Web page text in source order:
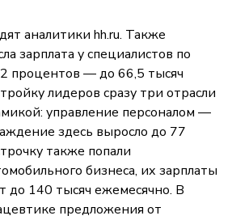
аналитики hh.ru. Также
зарплата у специалистов по
процентов — до 66,5 тысяч
лидеров сразу три отрасли
управление персоналом —
здесь выросло до 77
также попали
бизнеса, их зарплаты
до 140 тысяч ежемесячно. В
предложения от